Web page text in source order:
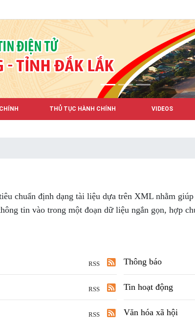
THỦ TỤC HÀNH CHÍNH VIDEOS
chuẩn định dạng tài liệu dựa trên XML nhằm
tin vào trong một đoạn dữ liệu ngắn gọn, hợp
RSS Thông báo
RSS Tin hoạt động
RSS Văn hóa xã hội